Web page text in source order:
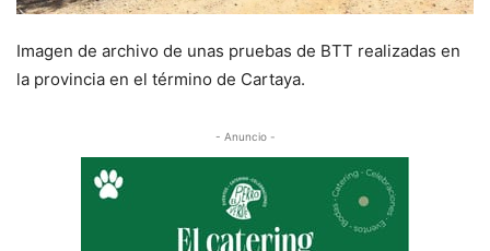
Imagen de archivo de unas pruebas de BTT realizadas en
la provincia en el término de Cartaya.
- Anuncio -